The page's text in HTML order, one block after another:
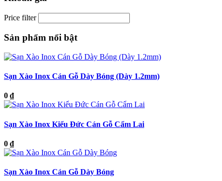
Price filter
Sản phẩm nổi bật
Sạn Xào Inox Cán Gỗ Dày Bóng (Dày 1.2mm)
0 ₫
Sạn Xào Inox Kiểu Đức Cán Gỗ Cẩm Lai
0 ₫
Sạn Xào Inox Cán Gỗ Dày Bóng